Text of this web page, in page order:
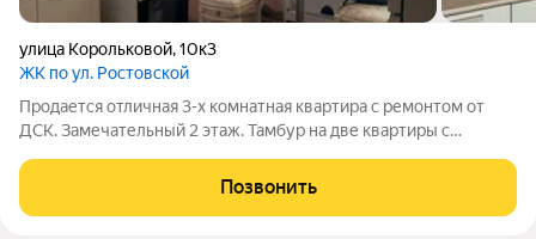
улица Корольковой,10к3
ЖК по ул. Ростовской
Продается отличная 3-х комнатная квартира с ремонтом от
ДСК. Замечательный 2 этаж. Тамбур на две квартиры с
11.3 и 11.6 метров. Кухня с эркерным окном, очень симпатичная
планировка. В конце
Позвонить